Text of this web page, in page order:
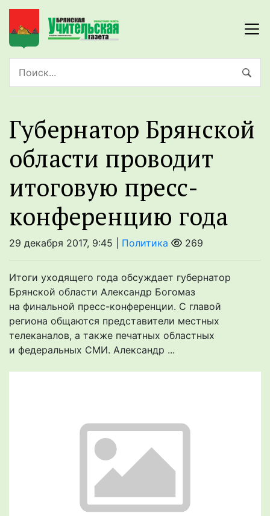
Губернатор Брянской
области проводит
итоговую пресс-
конференцию года
29 декабря 2017, 9:45 | Политика 269
Итоги уходящего года обсуждает губернатор
Брянской области Александр Богомаз
на финальной пресс-конференции. С главой
региона общаются представители местных
телеканалов, а также печатных областных
и федеральных СМИ. Александр ...